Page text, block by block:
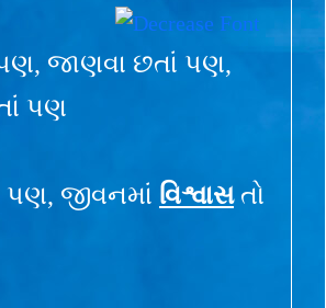
જાણવા છતાં પણ,
પણ
પણ, જીવનમાં વિશ્વાસતો